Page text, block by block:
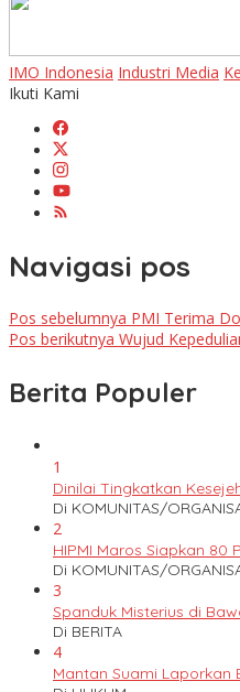
IMO Indonesia Industri Media
Ikuti Kami
Navigasi pos
Pos sebelumnya PMI Terima
Pos berikutnya Wujud
Berita Populer
1
Dinilai Tingkatkan
Di KOMUNITAS/
2
HIPMI Maros Siapkan 80
Di KOMUNITAS/
3
Spanduk Misterius di
Di BERITA
4
Mantan Suami Laporkan